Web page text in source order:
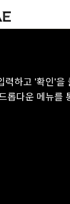
력하고 '확인'
롭다운 메뉴를